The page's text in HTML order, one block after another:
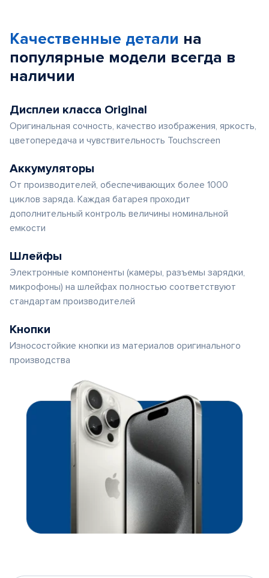
Качественные детали на
популярные модели всегда в
наличии
Дисплеи класса Original
Оригинальная сочность, качество изображения, яркость,
цветопередача и чувствительность Touchscreen
Аккумуляторы
От производителей, обеспечивающих более 1000
циклов заряда. Каждая батарея проходит
дополнительный контроль величины номинальной
емкости
Шлейфы
Электронные компоненты (камеры, разъемы зарядки,
микрофоны) на шлейфах полностью соответствуют
стандартам производителей
Кнопки
Износостойкие кнопки из материалов оригинального
производства